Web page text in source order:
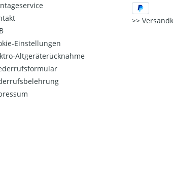
Einstellungen
Altgeräterücknahme